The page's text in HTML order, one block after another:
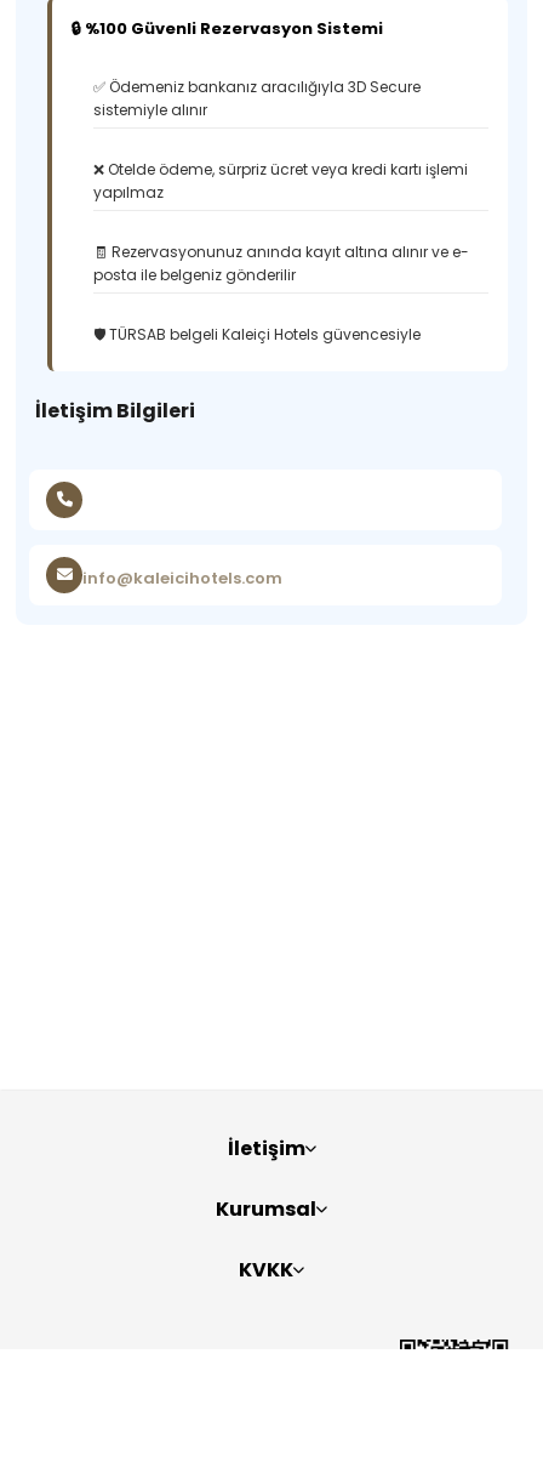
🔒 %100 Güvenli Rezervasyon Sistemi
✅ Ödemeniz bankanız aracılığıyla 3D Secure
sistemiyle alınır
❌ Otelde ödeme, sürpriz ücret veya kredi kartı işlemi
yapılmaz
🧾 Rezervasyonunuz anında kayıt altına alınır ve e-
posta ile belgeniz gönderilir
🛡️ TÜRSAB belgeli Kaleiçi Hotels güvencesiyle
İletişim Bilgileri
info@kaleicihotels.com
İletişim
Kurumsal
KVKK